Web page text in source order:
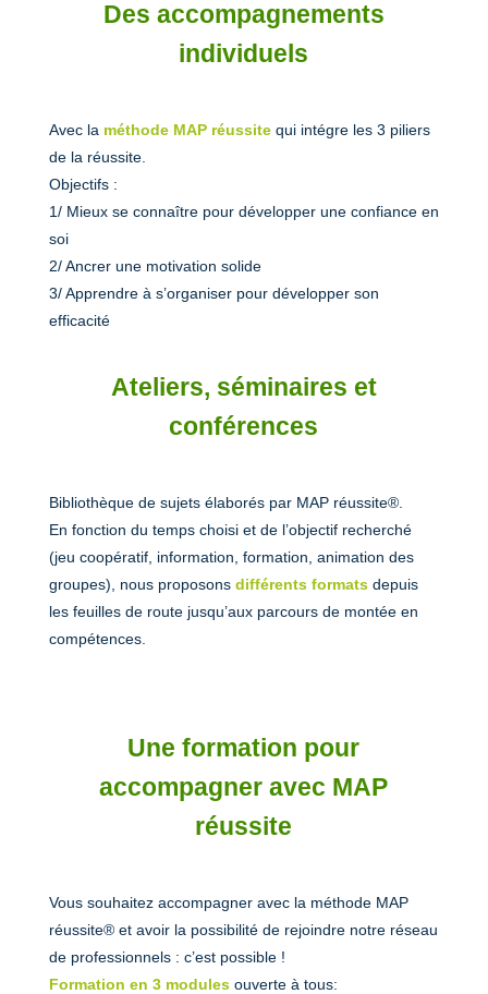
Des accompagnements
individuels
Avec la méthode MAP réussite qui intégre les 3 piliers
de la réussite.
Objectifs :
1/ Mieux se connaître pour développer une confiance en
soi
2/ Ancrer une motivation solide
3/ Apprendre à s’organiser pour développer son
efficacité
Ateliers, séminaires et
conférences
Bibliothèque de sujets élaborés par MAP réussite®.
En fonction du temps choisi et de l’objectif recherché
(jeu coopératif, information, formation, animation des
groupes), nous proposons différents formatsdepuis
les feuilles de route jusqu’aux parcours de montée en
compétences.
Une formation pour
accompagner avec MAP
réussite
Vous souhaitez accompagner avec la méthode MAP
réussite® et avoir la possibilité de rejoindre notre réseau
de professionnels : c’est possible !
Formation en 3 modulesouverte à tous: